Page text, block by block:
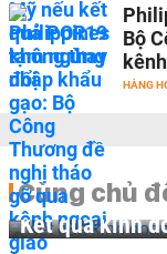
Bộ
HÀNG
Cùng chủ
Kết quả kinh